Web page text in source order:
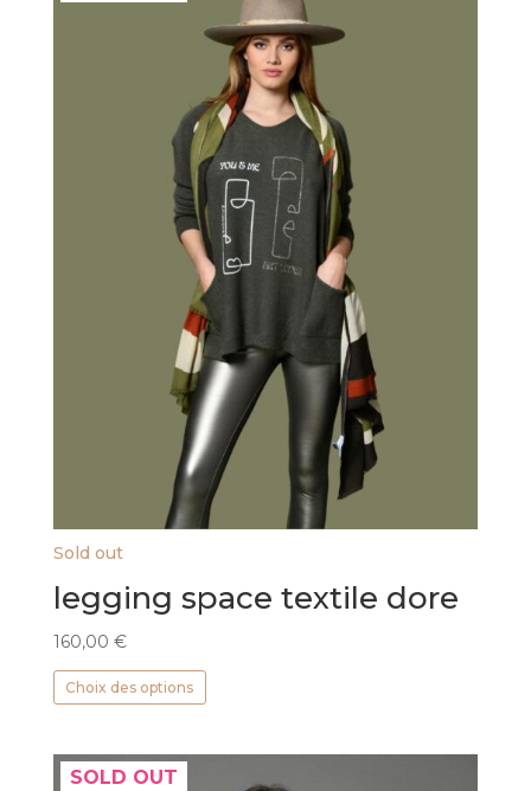
Sold out
legging space textile dore
160,00 €
Choix des options
Ce
plusieurs
SOLD OUT